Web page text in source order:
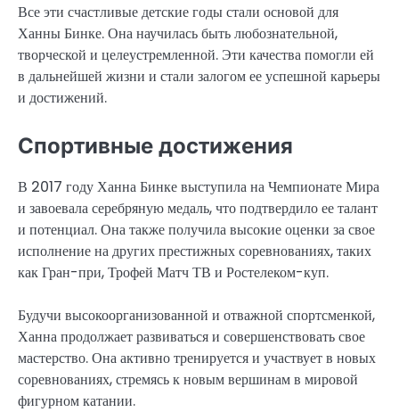
Все эти счастливые детские годы стали основой для
Ханны Бинке. Она научилась быть любознательной,
творческой и целеустремленной. Эти качества помогли ей
в дальнейшей жизни и стали залогом ее успешной карьеры
и достижений.
Спортивные достижения
В 2017 году Ханна Бинке выступила на Чемпионате Мира
и завоевала серебряную медаль, что подтвердило ее талант
и потенциал. Она также получила высокие оценки за свое
исполнение на других престижных соревнованиях, таких
как Гран-при, Трофей Матч ТВ и Ростелеком-куп.
Будучи высокоорганизованной и отважной спортсменкой,
Ханна продолжает развиваться и совершенствовать свое
мастерство. Она активно тренируется и участвует в новых
соревнованиях, стремясь к новым вершинам в мировой
фигурном катании.